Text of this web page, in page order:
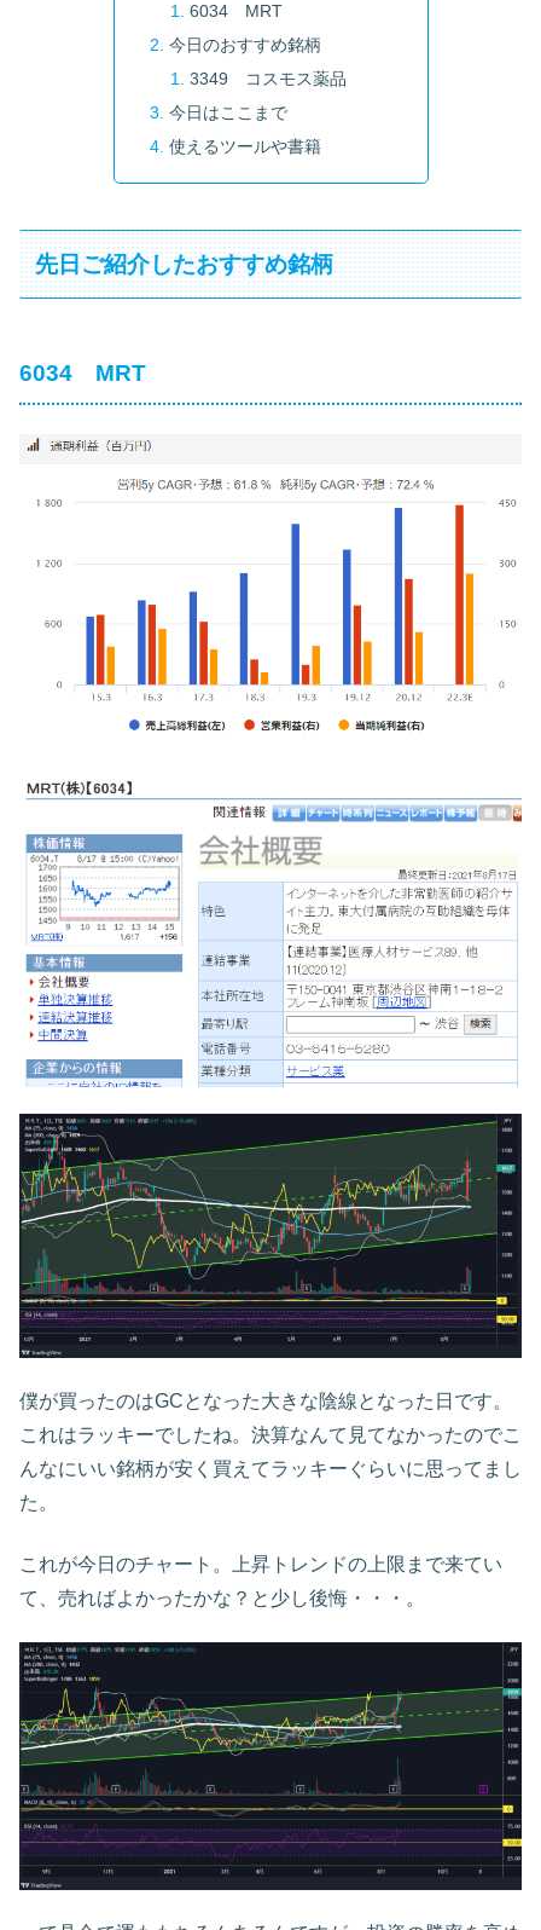
6034 MRT
今日のおすすめ銘柄
3349 コスモス薬品
今日はここまで
使えるツールや書籍
先日ご紹介したおすすめ銘柄
6034 MRT
僕が買ったのはGCとなった大きな陰線となった日です。
これはラッキーでしたね。決算なんて見てなかったのでこ
んなにいい銘柄が安く買えてラッキーぐらいに思ってまし
た。
これが今日のチャート。上昇トレンドの上限まで来てい
て、売ればよかったかな？と少し後悔・・・。